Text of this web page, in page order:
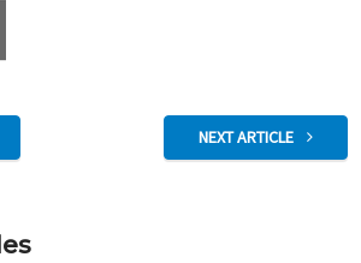
NEXT ARTICLE